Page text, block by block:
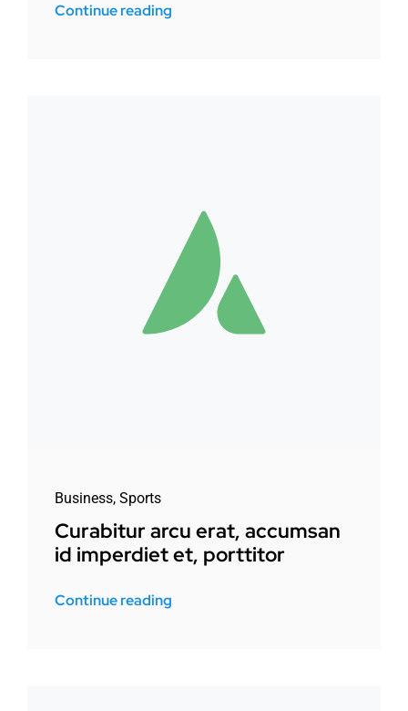
Continue reading
Business, Sports
Curabitur arcu erat, accumsan
id imperdiet et, porttitor
Continue reading